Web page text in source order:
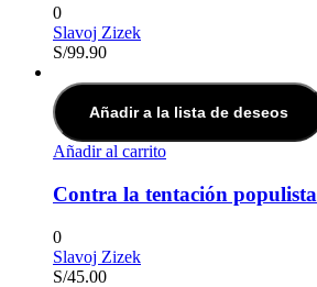
0
Slavoj Zizek
S/99.90
Añadir a la lista de deseos
Añadir al carrito
Contra la tentación populista
0
Slavoj Zizek
S/45.00